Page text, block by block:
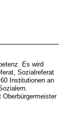
Es wird
Sozialreferat
Institutionen an